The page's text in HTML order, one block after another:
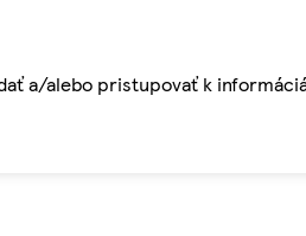
a/alebo pristupovať k